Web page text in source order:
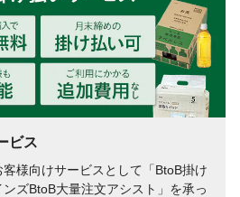
ビス
様向けサービスとして「BtoB掛け
ズBtoB大量注文アシスト」を承っ